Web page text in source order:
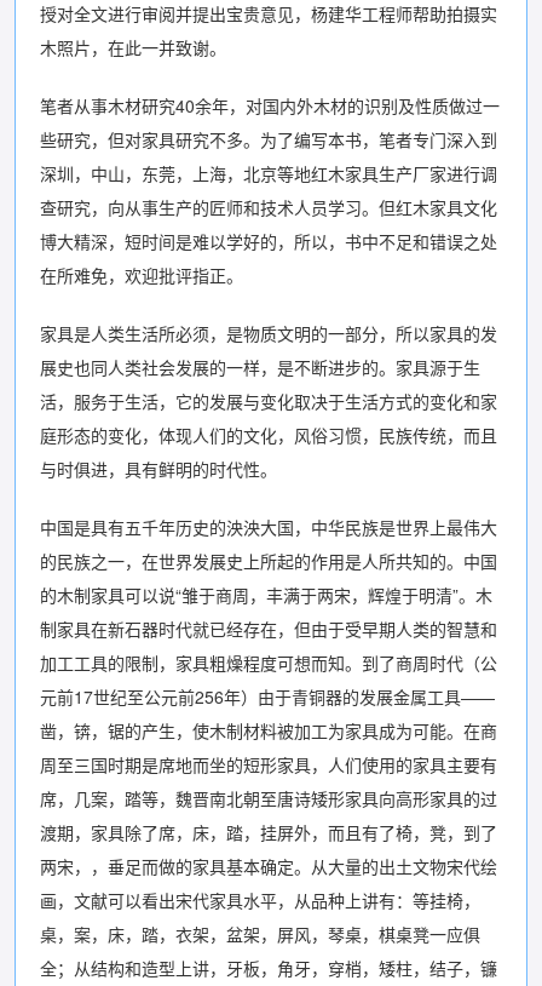
授对全文进行审阅并提出宝贵意见，杨建华工程师帮助拍摄实
木照片，在此一并致谢。
笔者从事木材研究40余年，对国内外木材的识别及性质做过一
些研究，但对家具研究不多。为了编写本书，笔者专门深入到
深圳，中山，东莞，上海，北京等地红木家具生产厂家进行调
查研究，向从事生产的匠师和技术人员学习。但红木家具文化
博大精深，短时间是难以学好的，所以，书中不足和错误之处
在所难免，欢迎批评指正。
家具是人类生活所必须，是物质文明的一部分，所以家具的发
展史也同人类社会发展的一样，是不断进步的。家具源于生
活，服务于生活，它的发展与变化取决于生活方式的变化和家
庭形态的变化，体现人们的文化，风俗习惯，民族传统，而且
与时俱进，具有鲜明的时代性。
中国是具有五千年历史的泱泱大国，中华民族是世界上最伟大
的民族之一，在世界发展史上所起的作用是人所共知的。中国
的木制家具可以说“雏于商周，丰满于两宋，辉煌于明清”。木
制家具在新石器时代就已经存在，但由于受早期人类的智慧和
加工工具的限制，家具粗燥程度可想而知。到了商周时代（公
元前17世纪至公元前256年）由于青铜器的发展金属工具——
凿，锛，锯的产生，使木制材料被加工为家具成为可能。在商
周至三国时期是席地而坐的短形家具，人们使用的家具主要有
席，几案，踏等，魏晋南北朝至唐诗矮形家具向高形家具的过
渡期，家具除了席，床，踏，挂屏外，而且有了椅，凳，到了
两宋，，垂足而做的家具基本确定。从大量的出土文物宋代绘
画，文献可以看出宋代家具水平，从品种上讲有：等挂椅，
桌，案，床，踏，衣架，盆架，屏风，琴桌，棋桌凳一应俱
全；从结构和造型上讲，牙板，角牙，穿梢，矮柱，结子，镰